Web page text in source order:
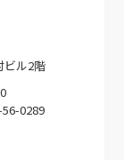
ビル2階
0289